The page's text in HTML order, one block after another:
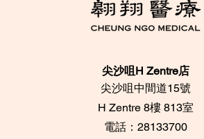
尖沙咀H Zentre店
尖沙咀中間道15號
​H Zentre 8樓 813室
電話：28133700